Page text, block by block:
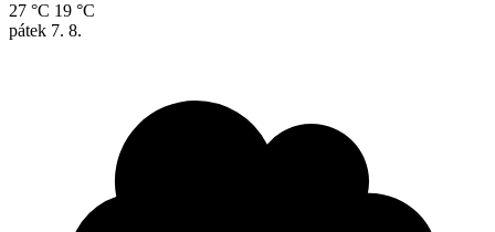
27 °C 19 °C
pátek 7. 8.